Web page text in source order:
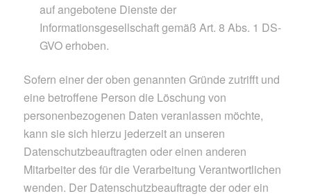
auf angebotene Dienste der
Informationsgesellschaft gemäß Art. 8 Abs. 1 DS-
GVO erhoben.
Sofern einer der oben genannten Gründe zutrifft und
eine betroffene Person die Löschung von
personenbezogenen Daten veranlassen möchte,
kann sie sich hierzu jederzeit an unseren
Datenschutzbeauftragten oder einen anderen
Mitarbeiter des für die Verarbeitung Verantwortlichen
wenden. Der Datenschutzbeauftragte der oder ein